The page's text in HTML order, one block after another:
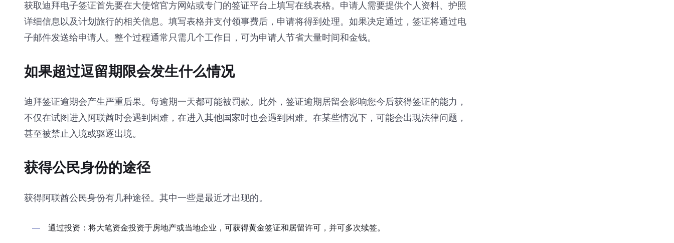
获取迪拜电子签证首先要在大使馆官方网站或专门的签证平台上填写在线表格。申请人需要提供个人资料、护照
详细信息以及计划旅行的相关信息。填写表格并支付领事费后，申请将得到处理。如果决定通过，签证将通过电
子邮件发送给申请人。整个过程通常只需几个工作日，可为申请人节省大量时间和金钱。
如果超过逗留期限会发生什么情况
迪拜签证逾期会产生严重后果。每逾期一天都可能被罚款。此外，签证逾期居留会影响您今后获得签证的能力，
不仅在试图进入阿联酋时会遇到困难，在进入其他国家时也会遇到困难。在某些情况下，可能会出现法律问题，
甚至被禁止入境或驱逐出境。
获得公民身份的途径
获得阿联酋公民身份有几种途径。其中一些是最近才出现的。
通过投资：将大笔资金投资于房地产或当地企业，可获得黄金签证和居留许可，并可多次续签。